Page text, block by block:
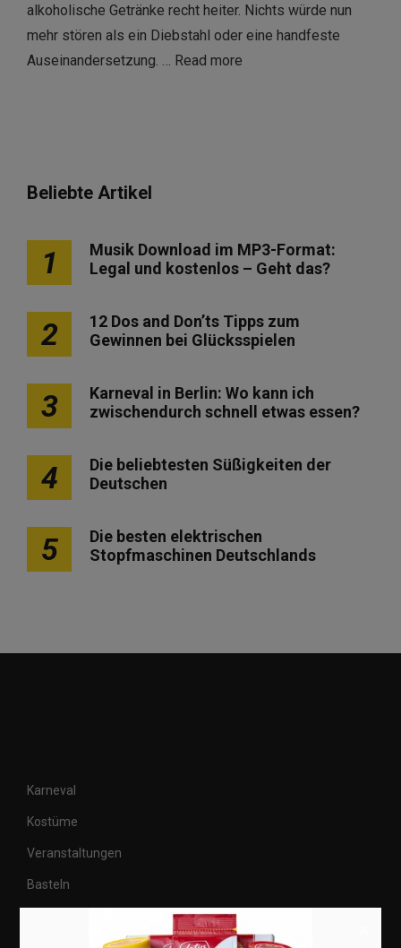
alkoholische Getränke recht heiter. Nichts würde nun
mehr stören als ein Diebstahl oder eine handfeste
Auseinandersetzung. … Read more
Beliebte Artikel
1
Musik Download im MP3-Format:
Legal und kostenlos – Geht das?
2
12 Dos and Don’ts Tipps zum
Gewinnen bei Glücksspielen
3
Karneval in Berlin: Wo kann ich
zwischendurch schnell etwas essen?
4
Die beliebtesten Süßigkeiten der
Deutschen
5
Die besten elektrischen
Stopfmaschinen Deutschlands
Karneval
Kostüme
Veranstaltungen
Basteln